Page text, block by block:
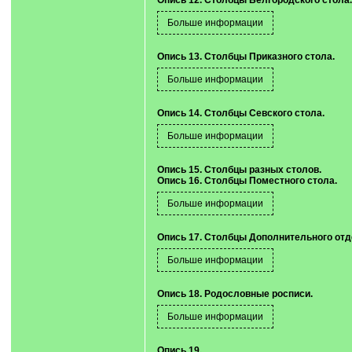
Опись 13. Столбцы Приказного стола.
Опись 14. Столбцы Севского стола.
Опись 15. Столбцы разных столов.
Опись 16. Столбцы Поместного стола.
Опись 17. Столбцы Дополнительного
Опись 18. Родословные росписи.